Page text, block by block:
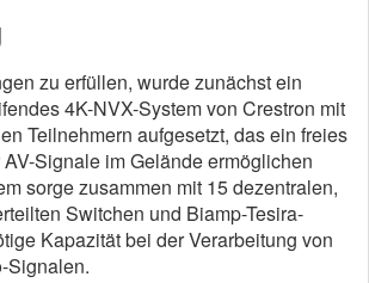
zu erfüllen, wurde zunächst ein
4K-NVX-System von Crestron mit
Teilnehmern aufgesetzt, das ein freies
Signale im Gelände ermöglichen
sorge zusammen mit 15 dezentralen,
Switchen und Biamp-Tesira-
Kapazität bei der Verarbeitung von
Signalen.